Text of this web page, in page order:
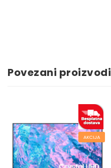
Povezani proizvodi
AKCIJA